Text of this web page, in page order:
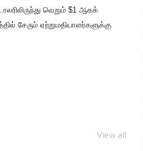
வெறும் $1 ஆகக்
சேரும் ஏற்றுமதியாளர்களுக்கு
View all